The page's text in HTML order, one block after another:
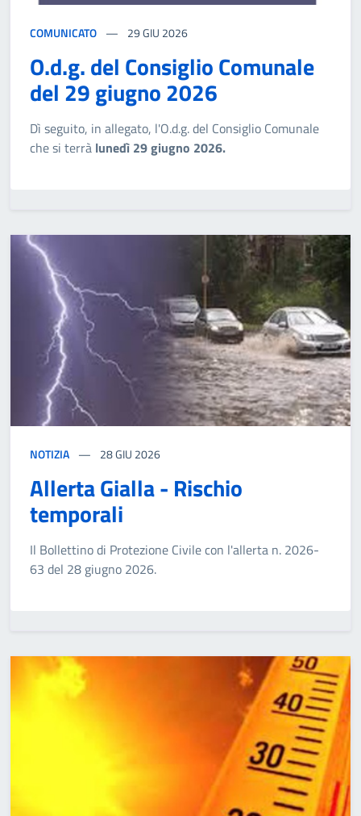
COMUNICATO 29GIU 2026
O.d.g. del Consiglio Comunale
del 29 giugno 2026
Dì seguito, in allegato, l'O.d.g. del Consiglio Comunale
che si terrà lunedì 29 giugno 2026.
NOTIZIA 28GIU 2026
Allerta Gialla - Rischio
temporali
Il Bollettino di Protezione Civile con l'allerta n. 2026-
63 del 28 giugno 2026.